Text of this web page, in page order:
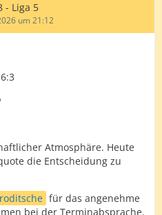
- Liga 5
um 21:12
Atmosphäre. Heute
die Entscheidung zu
für das angenehme
bei der Terminabsprache.